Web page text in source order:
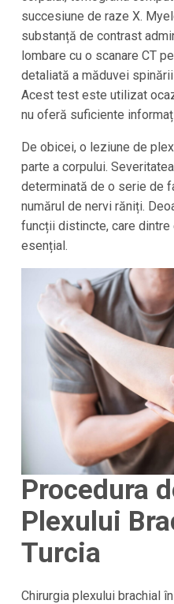
succesiune de raze X.
substanță de contrast
lombare cu o scanare CT
detaliată a măduvei
Acest test este utilizat
nu oferă suficiente
De obicei, o leziune de
parte a corpului.
determinată de o serie de
numărul de nervi răniți.
funcții distincte, care
esențial.
Procedura
Plexului
Turcia
Chirurgia plexului brachial